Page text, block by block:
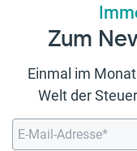
Zum
Einmal im
Welt der